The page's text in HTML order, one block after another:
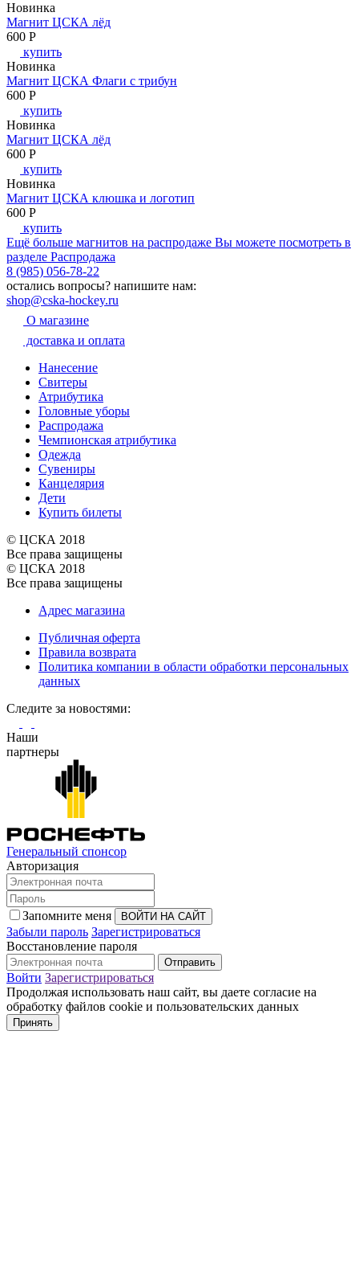
Новинка
Магнит ЦСКА лёд
600 P
купить
Новинка
Магнит ЦСКА Флаги с трибун
600 P
купить
Новинка
Магнит ЦСКА лёд
600 P
купить
Новинка
Магнит ЦСКА клюшка и логотип
600 P
купить
Ещё больше магнитов на распродаже Вы можете посмотреть в
разделе Распродажа
8 (985) 056-78-22
остались вопросы? напишите нам:
shop@cska-hockey.ru
О магазине
доставка и оплата
Нанесение
Свитеры
Атрибутика
Головные уборы
Распродажа
Чемпионская атрибутика
Одежда
Сувениры
Канцелярия
Дети
Купить билеты
© ЦСКА 2018
Все права защищены
© ЦСКА 2018
Все права защищены
Адрес магазина
Публичная оферта
Правила возврата
Политика компании в области обработки персональных
данных
Cледите за новостями:
Наши
партнеры
Генеральный спонсор
Авторизация
Запомните меня
Забыли пароль Зарегистрироваться
Восстановление пароля
Войти Зарегистрироваться
Продолжая использовать наш сайт, вы даете согласие на
обработку файлов cookie и пользовательских данных
Принять